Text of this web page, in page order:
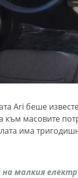
Ari беше
към масовите
има
малкия